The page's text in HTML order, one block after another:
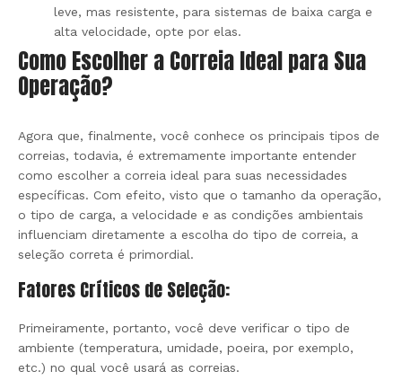
leve, mas resistente, para sistemas de baixa carga e
alta velocidade, opte por elas.
Como Escolher a Correia Ideal para Sua
Operação?
Agora que, finalmente, você conhece os principais tipos de
correias, todavia, é extremamente importante entender
como escolher a correia ideal para suas necessidades
específicas. Com efeito, visto que o tamanho da operação,
o tipo de carga, a velocidade e as condições ambientais
influenciam diretamente a escolha do tipo de correia, a
seleção correta é primordial.
Fatores Críticos de Seleção:
Primeiramente, portanto, você deve verificar o tipo de
ambiente (temperatura, umidade, poeira, por exemplo,
etc.) no qual você usará as correias.